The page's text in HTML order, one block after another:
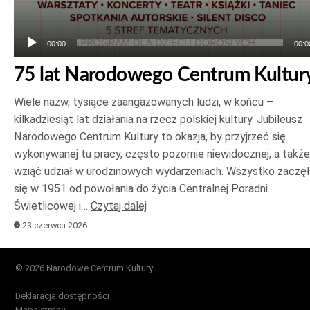
00:00
75 lat Narodowego Centrum
Wiele nazw, tysiące zaangażowanych ludzi, w końcu –
kilkadziesiąt lat działania na rzecz polskiej kultury. Jubileusz
Narodowego Centrum Kultury to okazja, by przyjrzeć się
wykonywanej tu pracy, często pozornie niewidocznej, a także
wziąć udział w urodzinowych wydarzeniach. Wszystko
się w 1951 od powołania do życia Centralnej Poradni
Świetlicowej i… Czytaj dalej
23 czerwca 2026
© 2026 Narodowe Centrum Kultury
Deklaracja dostępności